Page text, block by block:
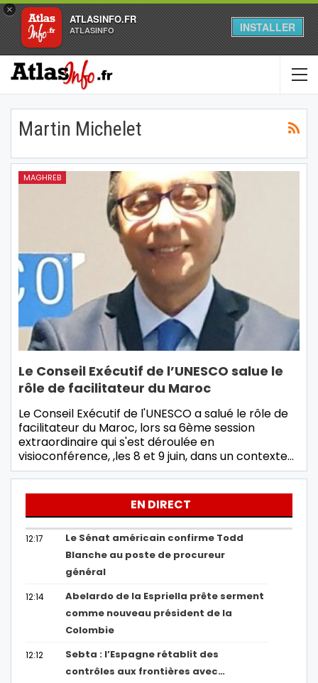
×
ATLASINFO.FR
ATLASINFO INSTALLER
Martin Michelet
MAGHREB
Le Conseil Exécutif de l’UNESCO salue le
rôle de facilitateur du Maroc
Le Conseil Exécutif de l'UNESCO a salué le rôle de
facilitateur du Maroc, lors sa 6ème session
extraordinaire qui s'est déroulée en
visioconférence, ,les 8 et 9 juin, dans un contexte…
EN DIRECT
12:17
Le Sénat américain confirme Todd
Blanche au poste de procureur
général
12:14
Abelardo de la Espriella prête serment
comme nouveau président de la
Colombie
12:12
Sebta : l’Espagne rétablit des
contrôles aux frontières avec…